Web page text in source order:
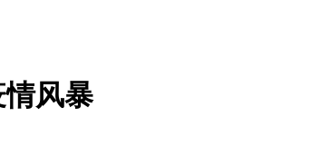
风暴